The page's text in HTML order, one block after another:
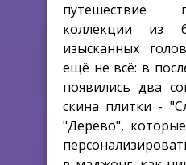
коллекции из
изысканных
ещё не всё: в
появились два
скина плитки -
"Дерево",